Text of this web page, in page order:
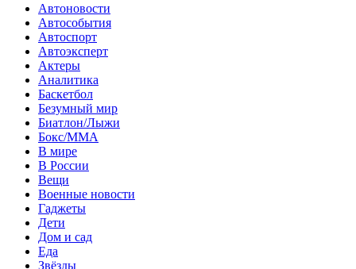
Автоновости
Автособытия
Автоспорт
Автоэксперт
Актеры
Аналитика
Баскетбол
Безумный мир
Биатлон/Лыжи
Бокс/MMA
В мире
В России
Вещи
Военные новости
Гаджеты
Дети
Дом и сад
Еда
Звёзды